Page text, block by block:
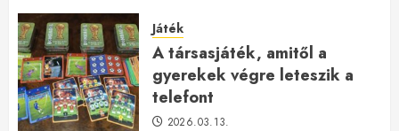
Játék
A társasjáték, amitől a
gyerekek végre leteszik a
telefont
2026.03.13.